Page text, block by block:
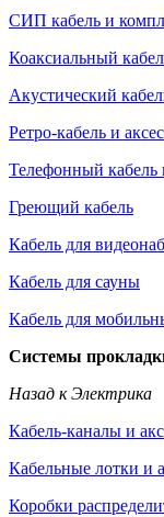
СИП кабель и
Коаксиальный
Акустический
Ретро-кабель и
Телефонный
Греющий кабель
Кабель для
Кабель для сауны
Кабель для
Системы
Назад к Электрика
Кабель-каналы и
Кабельные лотки и
Коробки